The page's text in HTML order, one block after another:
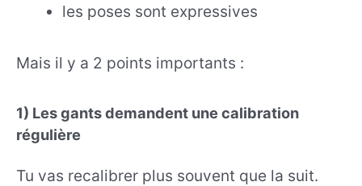
les poses sont expressives
Mais il y a 2 points importants :
1) Les gants demandent une calibration
régulière
Tu vas recalibrer plus souvent que la suit.